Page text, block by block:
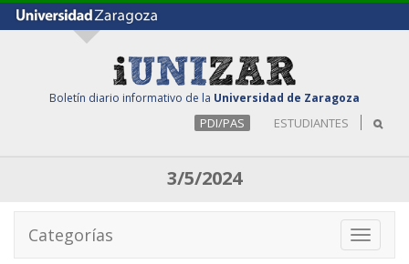
Boletín diario informativo de la Universidad de Zaragoza
PDI/PAS ESTUDIANTES
3/5/2024
Toggle
Categorías